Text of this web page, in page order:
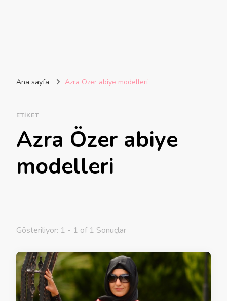
Ana sayfa Azra Özer abiye modelleri
ETIKET
Azra Özer abiye
modelleri
Gösteriliyor: 1 - 1 of 1 Sonuçlar